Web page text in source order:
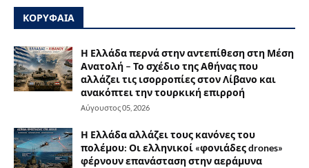
ΚΟΡΥΦΑΙΑ
Η Ελλάδα περνά στην αντεπίθεση στη Μέση
Ανατολή – Το σχέδιο της Αθήνας που
αλλάζει τις ισορροπίες στον Λίβανο και
ανακόπτει την τουρκική επιρροή
Αύγουστος 05, 2026
Η Ελλάδα αλλάζει τους κανόνες του
πολέμου: Οι ελληνικοί «φονιάδες drones»
φέρνουν επανάσταση στην αεράμυνα